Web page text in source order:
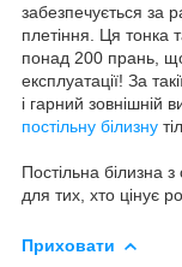
забезпечується за
плетіння. Ця тонка
понад 200 прань,
експлуатації! За
і гарний зовнішній
постільну білизну
Постільна білизна
для тих, хто цінує
Приховати